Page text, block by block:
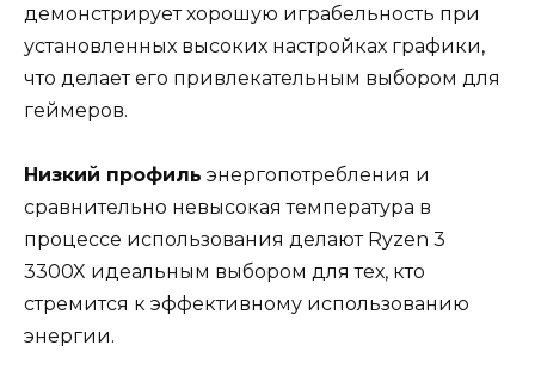
демонстрирует хорошую играбельность при
установленных высоких настройках графики,
что делает его привлекательным выбором для
геймеров.
Низкий профиль энергопотребления и
сравнительно невысокая температура в
процессе использования делают Ryzen 3
3300X идеальным выбором для тех, кто
стремится к эффективному использованию
энергии.